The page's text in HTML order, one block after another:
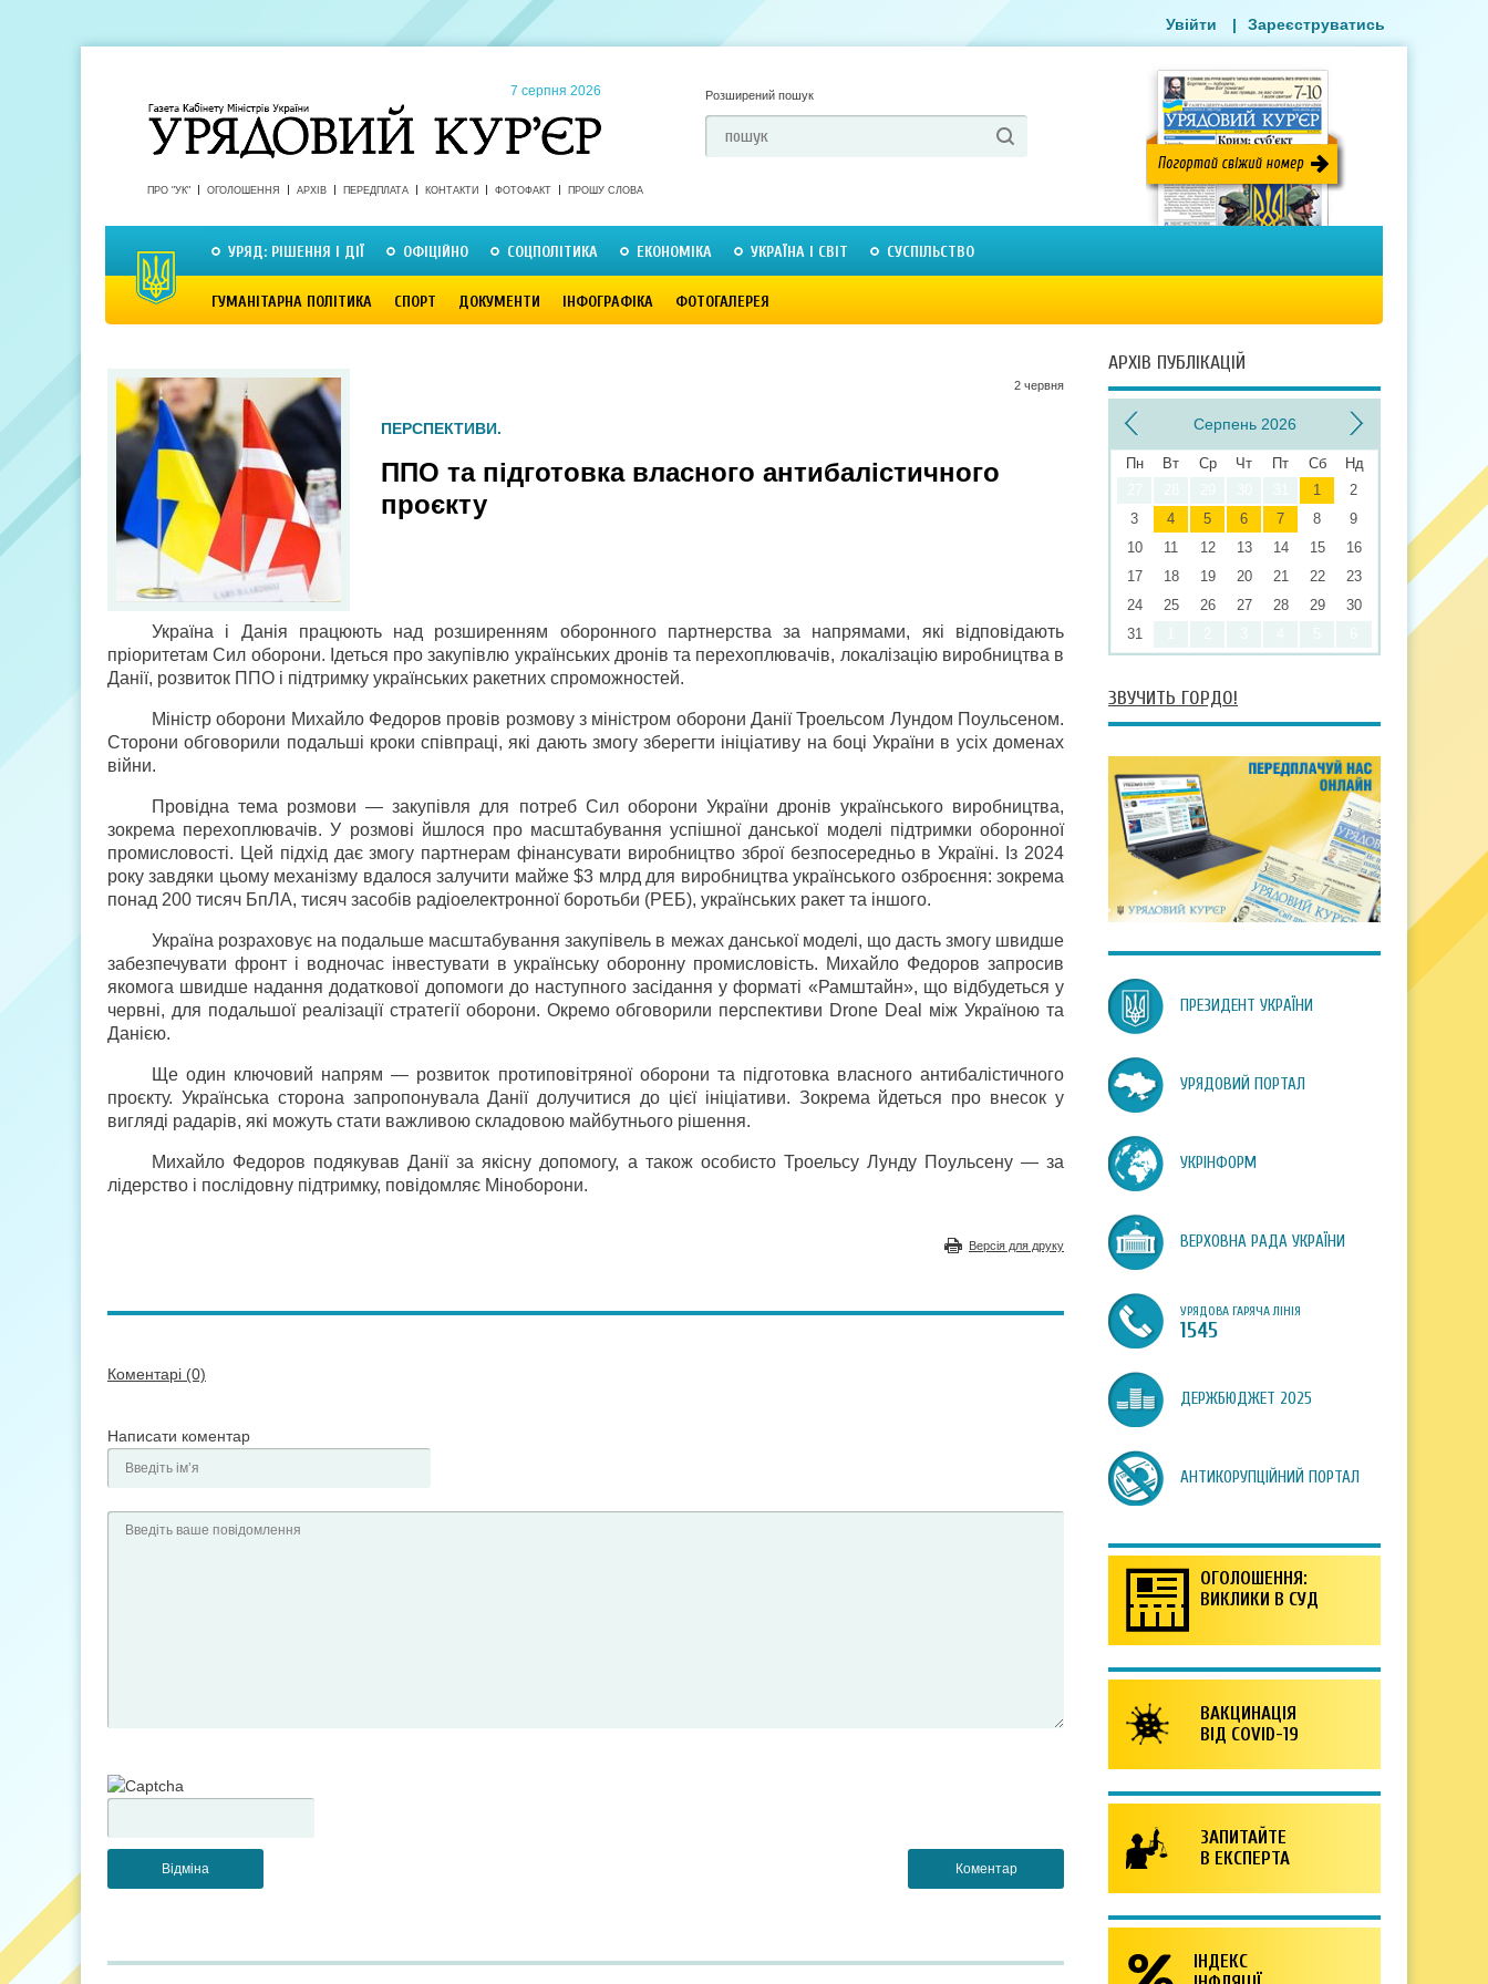
7 серпня 2026 Розширений пошук
ПРО "УК" ОГОЛОШЕННЯ АРХІВ ПЕРЕДПЛАТА КОНТАКТИ ФОТОФАКТ ПРОШУ СЛОВА
УРЯД: РІШЕННЯ І ДІЇ ОФІЦІЙНО СОЦПОЛІТИКА ЕКОНОМІКА УКРАЇНА І СВІТ СУСПІЛЬСТВО
ГУМАНІТАРНА ПОЛІТИКА СПОРТ ДОКУМЕНТИ ІНФОГРАФІКА ФОТОГАЛЕРЕЯ
Увійти | Зареєструватись
2 червня
ПЕРСПЕКТИВИ.
ППО та підготовка власного антибалістичного
проєкту
Україна і Данія працюють над розширенням оборонного партнерства за напрямами, які відповідають
пріоритетам Сил оборони. Ідеться про закупівлю українських дронів та перехоплювачів, локалізацію виробництва в
Данії, розвиток ППО і підтримку українських ракетних спроможностей.
Міністр оборони Михайло Федоров провів розмову з міністром оборони Данії Троельсом Лундом Поульсеном.
Сторони обговорили подальші кроки співпраці, які дають змогу зберегти ініціативу на боці України в усіх доменах
війни.
Провідна тема розмови — закупівля для потреб Сил оборони України дронів українського виробництва,
зокрема перехоплювачів. У розмові йшлося про масштабування успішної данської моделі підтримки оборонної
промисловості. Цей підхід дає змогу партнерам фінансувати виробництво зброї безпосередньо в Україні. Із 2024
року завдяки цьому механізму вдалося залучити майже $3 млрд для виробництва українського озброєння: зокрема
понад 200 тисяч БпЛА, тисяч засобів радіоелектронної боротьби (РЕБ), українських ракет та іншого.
Україна розраховує на подальше масштабування закупівель в межах данської моделі, що дасть змогу швидше
забезпечувати фронт і водночас інвестувати в українську оборонну промисловість. Михайло Федоров запросив
якомога швидше надання додаткової допомоги до наступного засідання у форматі «Рамштайн», що відбудеться у
червні, для подальшої реалізації стратегії оборони. Окремо обговорили перспективи Drone Deal між Україною та
Данією.
Ще один ключовий напрям — розвиток протиповітряної оборони та підготовка власного антибалістичного
проєкту. Українська сторона запропонувала Данії долучитися до цієї ініціативи. Зокрема йдеться про внесок у
вигляді радарів, які можуть стати важливою складовою майбутнього рішення.
Михайло Федоров подякував Данії за якісну допомогу, а також особисто Троельсу Лунду Поульсену — за
лідерство і послідовну підтримку, повідомляє Міноборони.
Версія для друку
Коментарі (0)
Написати коментар
АРХІВ ПУБЛІКАЦІЙ
Серпень 2026
Пн Вт Ср Чт Пт Сб
Нд
1
2
3
4 5 6 7 8
9
10
11 12 13 14 15
16
17
18 19 20 21 22
23
24
25 26 27 28 29
30
31
ЗВУЧИТЬ ГОРДО!
ПРЕЗИДЕНТ УКРАЇНИ
УРЯДОВИЙ ПОРТАЛ
УКРІНФОРМ
ВЕРХОВНА РАДА УКРАЇНИ
УРЯДОВА ГАРЯЧА ЛІНІЯ
1545
ДЕРЖБЮДЖЕТ 2025
АНТИКОРУПЦІЙНИЙ ПОРТАЛ
ОГОЛОШЕННЯ:
ВИКЛИКИ В СУД
ВАКЦИНАЦІЯ
ВІД COVID-19
ЗАПИТАЙТЕ
В ЕКСПЕРТА
ІНДЕКС